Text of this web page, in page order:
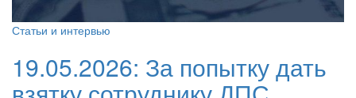
Статьи и интервью
19.05.2026: За попытку дать